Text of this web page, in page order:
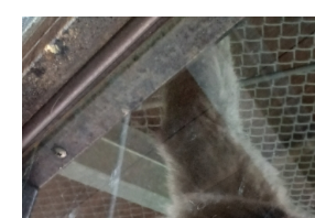
のんほいプチフォトコン